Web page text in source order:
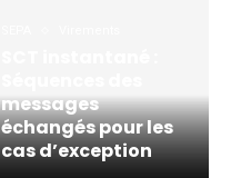
messages
échangés pour les
cas d’exception